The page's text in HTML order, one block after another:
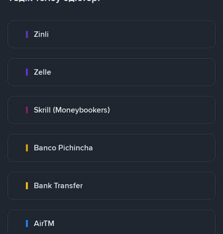
Zinli
Zelle
Skrill (Moneybookers)
Banco Pichincha
Bank Transfer
AirTM